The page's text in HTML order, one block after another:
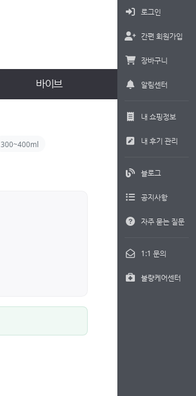
바이브
로그인
간편 회원가입
장바구니
알림센터
내 쇼핑정보
내 후기 관리
블로그
공지사항
자주 묻는 질문
1:1 문의
불량케어센터
300~400ml